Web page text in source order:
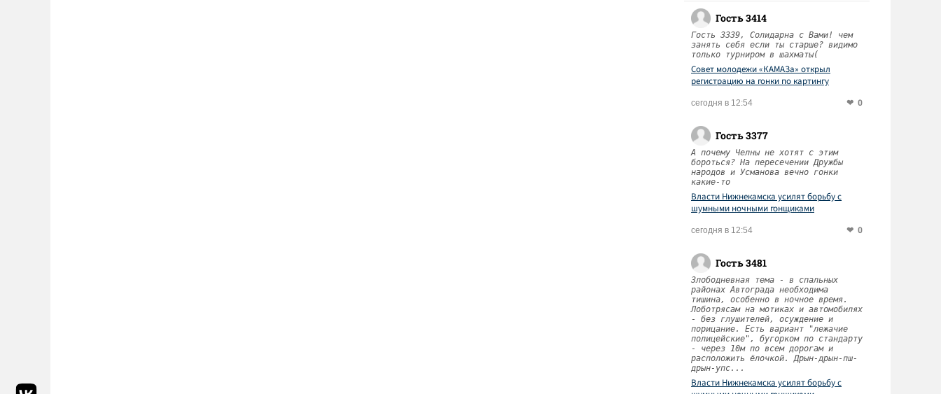
Гость 3414
Гость 3339, Солидарна с Вами! чем
занять себя если ты старше? видимо
только турниром в шахматы(
Совет молодежи «КАМАЗа» открыл
регистрацию на гонки по картингу
сегодня в 12:54 0
Гость 3377
А почему Челны не хотят с этим
бороться? На пересечении Дружбы
народов и Усманова вечно гонки
какие-то
Власти Нижнекамска усилят борьбу с
шумными ночными гонщиками
сегодня в 12:54 0
Гость 3481
Злободневная тема - в спальных
районах Автограда необходима
тишина, особенно в ночное время.
Лоботрясам на мотиках и автомобилях
- без глушителей, осуждение и
порицание. Есть вариант "лежачие
полицейские", бугорком по стандарту
- через 10м по всем дорогам и
расположить ёлочкой. Дрын-дрын-пш-
дрын-упс...
Власти Нижнекамска усилят борьбу с